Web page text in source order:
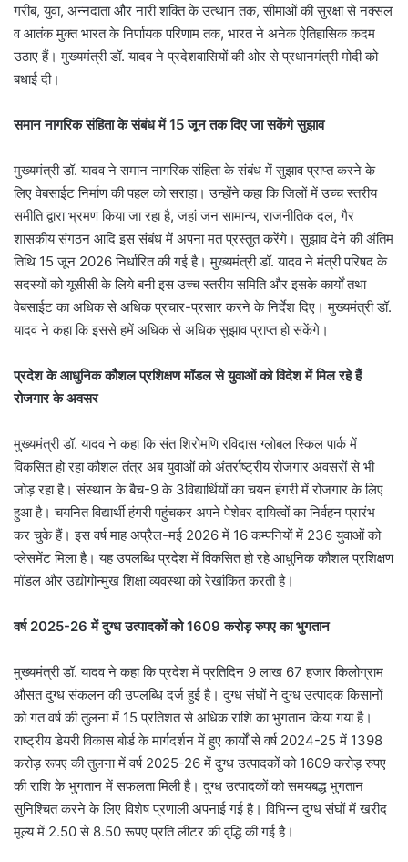
गरीब, युवा, अन्नदाता और नारी शक्ति के उत्थान तक, सीमाओं की सुरक्षा से नक्सल
व आतंक मुक्त भारत के निर्णायक परिणाम तक, भारत ने अनेक ऐतिहासिक कदम
उठाए हैं। मुख्यमंत्री डॉ. यादव ने प्रदेशवासियों की ओर से प्रधानमंत्री मोदी को
बधाई दी।
समान नागरिक संहिता के संबंध में 15 जून तक दिए जा सकेंगे सुझाव
मुख्यमंत्री डॉ. यादव ने समान नागरिक संहिता के संबंध में सुझाव प्राप्त करने के
लिए वेबसाईट निर्माण की पहल को सराहा। उन्होंने कहा कि जिलों में उच्च स्तरीय
समीति द्वारा भ्रमण किया जा रहा है, जहां जन सामान्य, राजनीतिक दल, गैर
शासकीय संगठन आदि इस संबंध में अपना मत प्रस्तुत करेंगे। सुझाव देने की अंतिम
तिथि 15 जून 2026 निर्धारित की गई है। मुख्यमंत्री डॉ. यादव ने मंत्री परिषद के
सदस्यों को यूसीसी के लिये बनी इस उच्च स्तरीय समिति और इसके कार्यों तथा
वेबसाईट का अधिक से अधिक प्रचार-प्रसार करने के निर्देश दिए। मुख्यमंत्री डॉ.
यादव ने कहा कि इससे हमें अधिक से अधिक सुझाव प्राप्त हो सकेंगे।
प्रदेश के आधुनिक कौशल प्रशिक्षण मॉडल से युवाओं को विदेश में मिल रहे हैं
रोजगार के अवसर
मुख्यमंत्री डॉ. यादव ने कहा कि संत शिरोमणि रविदास ग्लोबल स्किल पार्क में
विकसित हो रहा कौशल तंत्र अब युवाओं को अंतर्राष्ट्रीय रोजगार अवसरों से भी
जोड़ रहा है। संस्थान के बैच-9 के 3विद्यार्थियों का चयन हंगरी में रोजगार के लिए
हुआ है। चयनित विद्यार्थी हंगरी पहुंचकर अपने पेशेवर दायित्वों का निर्वहन प्रारंभ
कर चुके हैं। इस वर्ष माह अप्रैल-मई 2026 में 16 कम्पनियों में 236 युवाओं को
प्लेसमेंट मिला है। यह उपलब्धि प्रदेश में विकसित हो रहे आधुनिक कौशल प्रशिक्षण
मॉडल और उद्योगोन्मुख शिक्षा व्यवस्था को रेखांकित करती है।
वर्ष 2025-26 में दुग्ध उत्पादकों को 1609 करोड़ रुपए का भुगतान
मुख्यमंत्री डॉ. यादव ने कहा कि प्रदेश में प्रतिदिन 9 लाख 67 हजार किलोग्राम
औसत दुग्ध संकलन की उपलब्धि दर्ज हुई है। दुग्ध संघों ने दुग्ध उत्पादक किसानों
को गत वर्ष की तुलना में 15 प्रतिशत से अधिक राशि का भुगतान किया गया है।
राष्ट्रीय डेयरी विकास बोर्ड के मार्गदर्शन में हुए कार्यों से वर्ष 2024-25 में 1398
करोड़ रूपए की तुलना में वर्ष 2025-26 में दुग्ध उत्पादकों को 1609 करोड़ रुपए
की राशि के भुगतान में सफलता मिली है। दुग्ध उत्पादकों को समयबद्ध भुगतान
सुनिश्चित करने के लिए विशेष प्रणाली अपनाई गई है। विभिन्न दुग्ध संघों में खरीद
मूल्य में 2.50 से 8.50 रूपए प्रति लीटर की वृद्धि की गई है।